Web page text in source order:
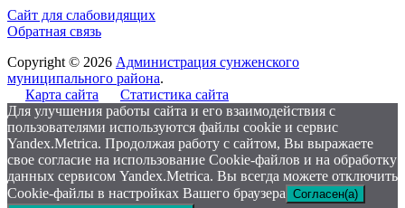
Сайт для слабовидящих
Обратная связь
Copyright © 2026 Администрация сунженского
муниципального района.
Карта сайта
Статистика сайта
Для улучшения работы сайта и его взаимодействия с
пользователями используются файлы cookie и сервис
Yandex.Metrica. Продолжая работу с сайтом, Вы выражаете
свое согласие на использование Cookie-файлов и на обработку
данных сервисом Yandex.Metrica. Вы всегда можете отключить
Cookie-файлы в настройках Вашего браузера Согласен(а)